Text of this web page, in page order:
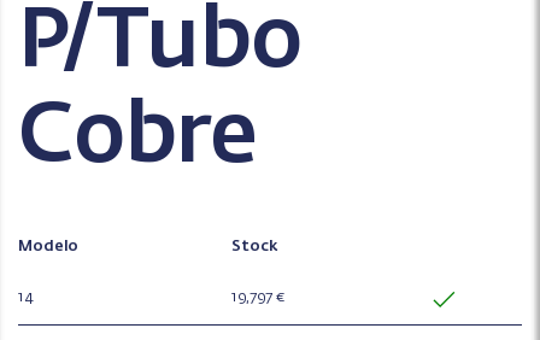
P/Tubo
Cobre
Modelo Stock
14 19,797 €